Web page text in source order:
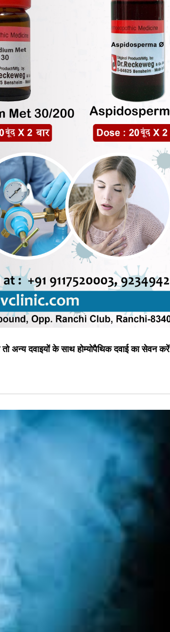
अन्य दवाइयों के साथ होम्योपैथिक दवाई का सेवन करें